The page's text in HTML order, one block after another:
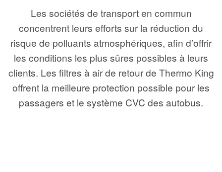
Les sociétés de transport en commun
concentrent leurs efforts sur la réduction du
risque de polluants atmosphériques, afin d’offrir
les conditions les plus sûres possibles à leurs
clients. Les filtres à air de retour de Thermo King
offrent la meilleure protection possible pour les
passagers et le système CVC des autobus.